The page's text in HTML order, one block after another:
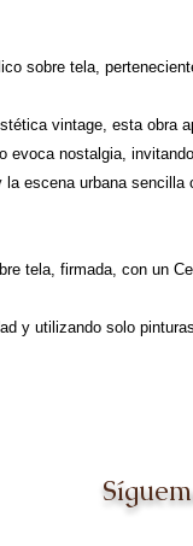
sobre tela,
vintage, esta obra
evoca nostalgia,
escena urbana sencilla
tela, firmada, con un
y utilizando solo